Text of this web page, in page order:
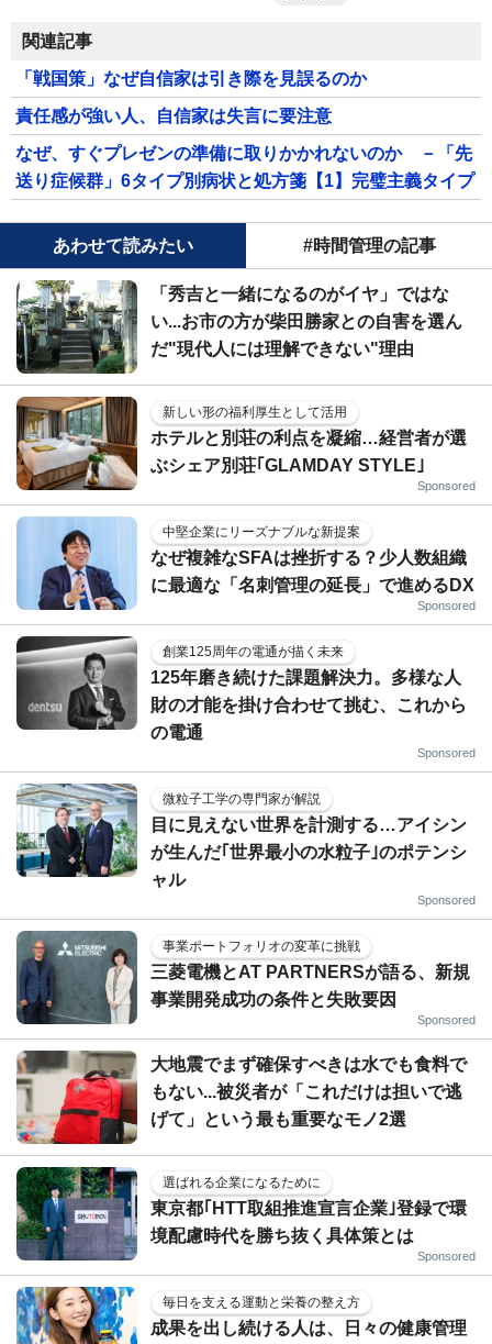
関連記事
「戦国策」なぜ自信家は引き際を見誤るのか
責任感が強い人、自信家は失言に要注意
なぜ、すぐプレゼンの準備に取りかかれないのか －「先
送り症候群」6タイプ別病状と処方箋【1】完璧主義タイプ
あわせて読みたい #時間管理の記事
「秀吉と一緒になるのがイヤ」ではな
い...お市の方が柴田勝家との自害を選ん
だ"現代人には理解できない"理由
新しい形の福利厚生として活用
ホテルと別荘の利点を凝縮…経営者が選
ぶシェア別荘｢GLAMDAY STYLE｣
Sponsored
中堅企業にリーズナブルな新提案
なぜ複雑なSFAは挫折する？少人数組織
に最適な「名刺管理の延長」で進めるDX
Sponsored
創業125周年の電通が描く未来
125年磨き続けた課題解決力。多様な人
財の才能を掛け合わせて挑む、これから
の電通
Sponsored
微粒子工学の専門家が解説
目に見えない世界を計測する…アイシン
が生んだ｢世界最小の水粒子｣のポテンシ
ャル
Sponsored
事業ポートフォリオの変革に挑戦
三菱電機とAT PARTNERSが語る、新規
事業開発成功の条件と失敗要因
Sponsored
大地震でまず確保すべきは水でも食料で
もない...被災者が「これだけは担いで逃
げて」という最も重要なモノ2選
選ばれる企業になるために
東京都｢HTT取組推進宣言企業｣登録で環
境配慮時代を勝ち抜く具体策とは
Sponsored
毎日を支える運動と栄養の整え方
成果を出し続ける人は、日々の健康管理